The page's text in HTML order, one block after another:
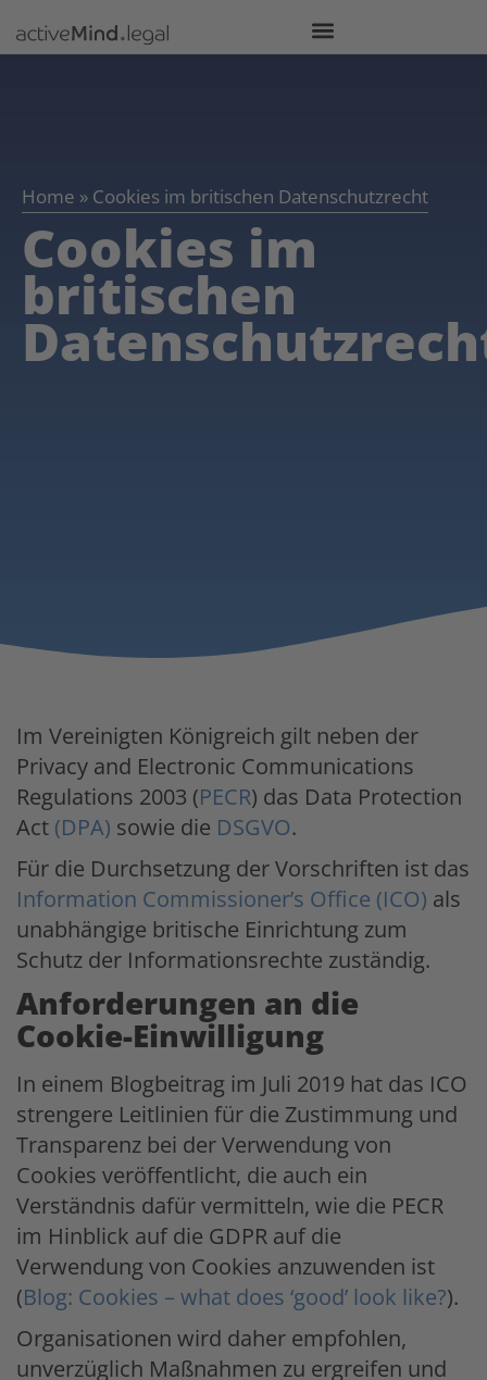
Home » Cookies im britischen Datenschutzrecht
Cookies im
britischen
Im Vereinigten Königreich gilt neben der
Privacy and Electronic Communications
Regulations 2003 (PECR) das Data Protection
Act (DPA) sowie die DSGVO.
Für die Durchsetzung der Vorschriften ist das
Information Commissioner’s Office (ICO) als
unabhängige britische Einrichtung zum
Schutz der Informationsrechte zuständig.
Anforderungen an die
Cookie-Einwilligung
In einem Blogbeitrag im Juli 2019 hat das ICO
strengere Leitlinien für die Zustimmung und
Transparenz bei der Verwendung von
Cookies veröffentlicht, die auch ein
Verständnis dafür vermitteln, wie die PECR
im Hinblick auf die GDPR auf die
Verwendung von Cookies anzuwenden ist
(Blog: Cookies – what does ‘good’ look like?).
Organisationen wird daher empfohlen,
unverzüglich Maßnahmen zu ergreifen und